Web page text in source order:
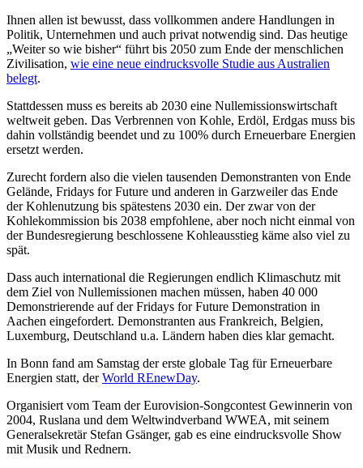
Ihnen allen ist bewusst, dass vollkommen andere Handlungen in
Politik, Unternehmen und auch privat notwendig sind. Das heutige
„Weiter so wie bisher“ führt bis 2050 zum Ende der menschlichen
Zivilisation, wie eine neue eindrucksvolle Studie aus Australien
belegt.
Stattdessen muss es bereits ab 2030 eine Nullemissionswirtschaft
weltweit geben. Das Verbrennen von Kohle, Erdöl, Erdgas muss bis
dahin vollständig beendet und zu 100% durch Erneuerbare Energien
ersetzt werden.
Zurecht fordern also die vielen tausenden Demonstranten von Ende
Gelände, Fridays for Future und anderen in Garzweiler das Ende
der Kohlenutzung bis spätestens 2030 ein. Der zwar von der
Kohlekommission bis 2038 empfohlene, aber noch nicht einmal von
der Bundesregierung beschlossene Kohleausstieg käme also viel zu
spät.
Dass auch international die Regierungen endlich Klimaschutz mit
dem Ziel von Nullemissionen machen müssen, haben 40 000
Demonstrierende auf der Fridays for Future Demonstration in
Aachen eingefordert. Demonstranten aus Frankreich, Belgien,
Luxemburg, Deutschland u.a. Ländern haben dies klar gemacht.
In Bonn fand am Samstag der erste globale Tag für Erneuerbare
Energien statt, derWorld REnewDay.
Organisiert vom Team der Eurovision-Songcontest Gewinnerin von
2004, Ruslana und dem Weltwindverband WWEA, mit seinem
Generalsekretär Stefan Gsänger, gab es eine eindrucksvolle Show
mit Musik und Rednern.